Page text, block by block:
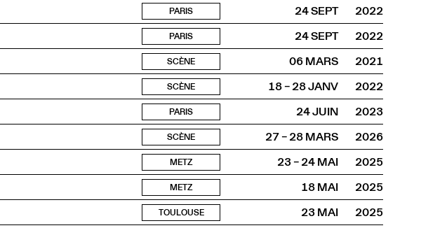
PARIS 24 SEPT
2022
PARIS 24 SEPT
2022
SCÈNE 06 MARS
2021
SCÈNE 18 – 28 JANV
2022
PARIS 24 JUIN
2023
SCÈNE 27 – 28 MARS
2026
METZ 23 – 24 MAI
2025
METZ 18 MAI
2025
TOULOUSE 23 MAI
2025